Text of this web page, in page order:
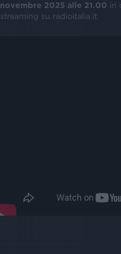
novembre 2025 alle 21.00 in
streaming su radioitalia.it